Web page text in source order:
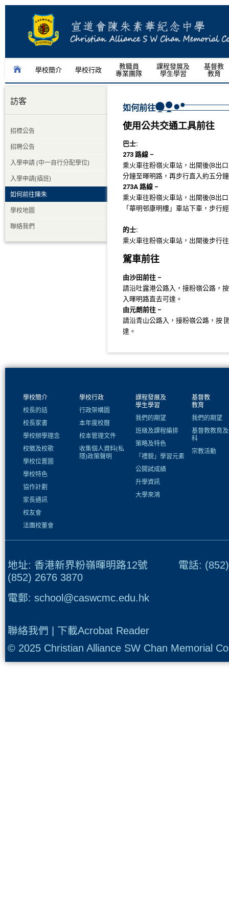
學校簡介 學校行政 教職員
專業團隊
課程發展及
學生學習
基督教
教育
訪客
招標公告
招聘公告
入學申請 (中一自行分配學位)
入學申請(插班)
如何前往陳朱
學校地圖
聯絡我們
如何前往
使用公共交通工具前往
巴士:
273 路線 –
乘火車往粉嶺火車站，出閘後(B出
分鐘至暉明路，再步行直入約五分
273A 路線 –
乘火車往粉嶺火車站，出閘後(B出
「華明邨康明樓」車站下車，步行
的士:
乘火車往粉嶺火車站，出閘後步行
駕車前往
由沙田前往 –
請沿吐露港公路入，接粉嶺公路，
入暉明路直去可達。
由元朗前往 –
請沿青山公路入，接粉嶺公路，按
達。
學校簡介
校長的話
校長家書
學校辦學理念
校徽及校歌
學校位置圖
學校特色
協作計劃
家長通訊
校友會
法團校董會
學校行政
行政架構圖
本年度校曆
校本管理文件
收集個人資料(私
隱)政策聲明
課程發展及
學生學習
我們的期望
班級及課程編排
策略及特色
「禮貌」學習元素
公開試成績
升學資訊
大學來鴻
基督教
教育
我們的期望
基督教教育
科
宗教活動
地址: 香港新界粉嶺暉明路12號 電話:
(852) 2676 3870
電郵: school@caswcmc.edu.hk
聯絡我們 | 下載Acrobat Reader
© 2025 Christian Alliance SW Chan Memorial